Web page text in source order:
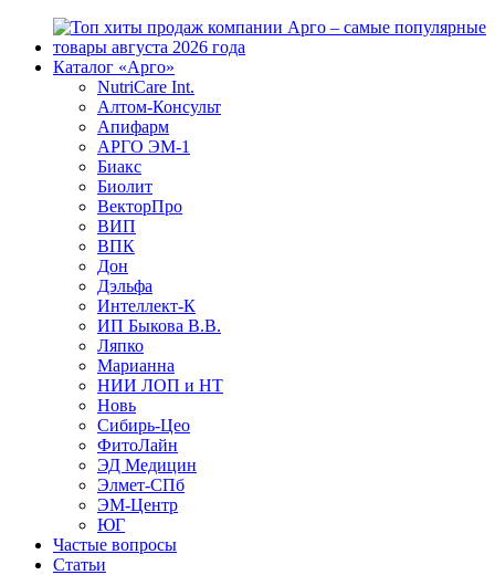
Каталог «Арго»
NutriCare Int.
Алтом-Консульт
Апифарм
АРГО ЭМ-1
Биакс
Биолит
ВекторПро
ВИП
ВПК
Дон
Дэльфа
Интеллект-К
ИП Быкова В.В.
Ляпко
Марианна
НИИ ЛОП и НТ
Новь
Сибирь-Цео
ФитоЛайн
ЭД Медицин
Элмет-СПб
ЭМ-Центр
ЮГ
Частые вопросы
Статьи